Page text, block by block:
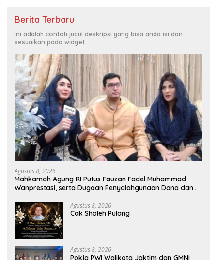
Berita Terbaru
Ini adalah contoh judul deskripsi yang bisa anda isi dan
sesuaikan pada widget
Agustus 8, 2026
Mahkamah Agung RI Putus Fauzan Fadel Muhammad
Wanprestasi, serta Dugaan Penyalahgunaan Dana dan
Agustus 8, 2026
Cak Sholeh Pulang
Agustus 8, 2026
Pokja PWI Walikota Jaktim dan GMNI